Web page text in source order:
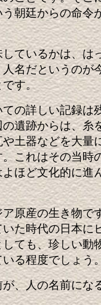
朝廷からの命令
ているかは、は
名だというのが
す。
の詳しい記録は
遺跡からは、糸
土器などを大量
これはその当時
ほど文化的に進
原産の生き物で
た時代の日本に
ても、珍しい動
る程度でしょう
、人の名前にな